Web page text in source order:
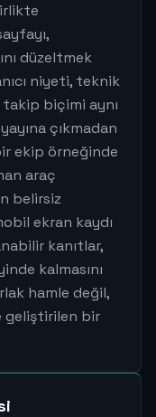
düzeltmek
niyeti, teknik
biçimi aynı
çıkmadan
ekip örneğinde
araç
belirsiz
ekran kaydı
kanıtlar,
kalmasını
hamle değil,
geliştirilen bir